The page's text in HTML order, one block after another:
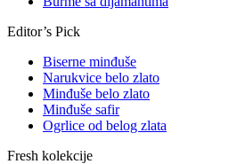
Editor’s Pick
Biserne minđuše
Narukvice belo zlato
Minđuše belo zlato
Minđuše safir
Ogrlice od belog zlata
Fresh kolekcije